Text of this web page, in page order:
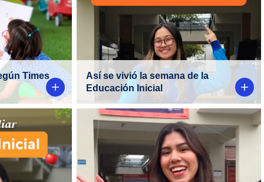
Times
el
Así se vivió la semana de la
Educación Inicial
celebramos la labor de
quienes acompañan los
primeros pasos del
aprendizaje. Una carrera que
forma con amor,
compromiso y mirada al
futuro.
¡Acompaña a Xiomara Cortijo
en un día como estudiante
de Educación Inicial en la